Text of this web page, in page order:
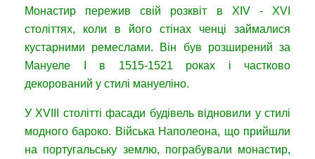
Монастир пережив свій розквіт в XIV - XVI
століттях, коли в його стінах ченці займалися
кустарними ремеслами. Він був розширений за
Мануеле I в 1515-1521 роках і частково
декорований у стилі мануеліно.
У XVIII столітті фасади будівель відновили у стилі
модного бароко. Війська Наполеона, що прийшли
на португальську землю, пограбували монастир,